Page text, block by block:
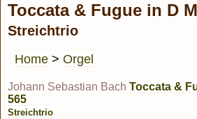
Toccata & Fugue in D
Streichtrio
Home > Orgel
Johann Sebastian Bach Toccata &
565
Streichtrio